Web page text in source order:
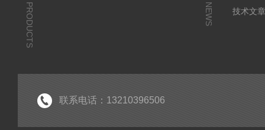
PRODUCTS NEWS
技术文
联系电话：13210396506